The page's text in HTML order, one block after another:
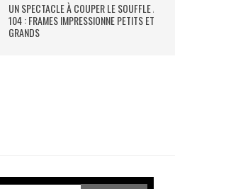
UN SPECTACLE À COUPER LE SOUFFLE AU
104 : FRAMES IMPRESSIONNE PETITS ET
GRANDS